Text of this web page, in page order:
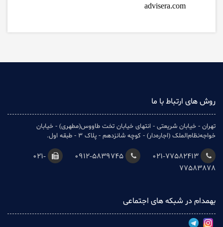
advisera.com
روش های ارتباط با ما
تهران - خیابان شریعتی - انتهای خیابان تخت طاووس(مطهری) - خیابان
خواجه‌نظام‌الملک (اجاره‌دار) - کوچه شانزدهم - پلاک 3 - طبقه اول.
021-
77583878
بهمدام در شبکه های اجتماعی